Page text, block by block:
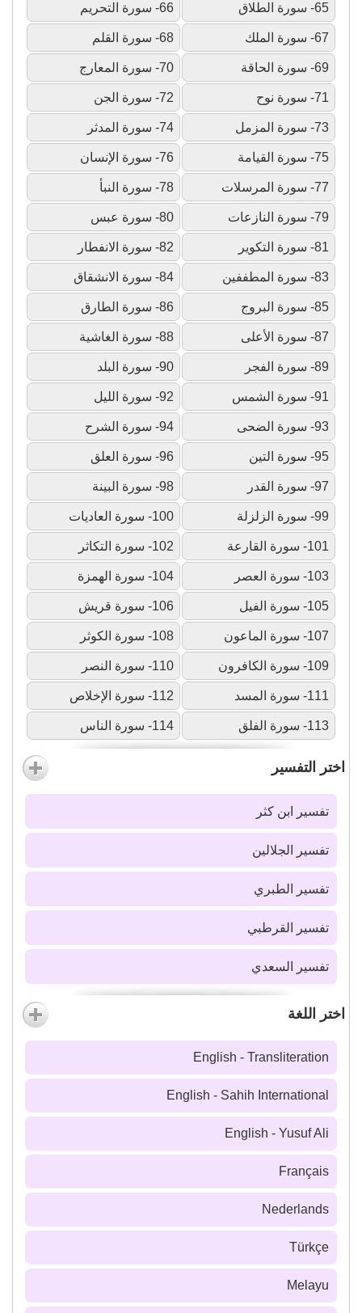
65- سورة الطلاق 66- سورة التحريم
67- سورة الملك 68- سورة القلم
69- سورة الحاقة 70- سورة المعارج
71- سورة نوح 72- سورة الجن
73- سورة المزمل 74- سورة المدثر
75- سورة القيامة 76- سورة الإنسان
77- سورة المرسلات 78- سورة النبأ
79- سورة النازعات 80- سورة عبس
81- سورة التكوير 82- سورة الانفطار
83- سورة المطففين 84- سورة الانشقاق
85- سورة البروج 86- سورة الطارق
87- سورة الأعلى 88- سورة الغاشية
89- سورة الفجر 90- سورة البلد
91- سورة الشمس 92- سورة الليل
93- سورة الضحى 94- سورة الشرح
95- سورة التين 96- سورة العلق
97- سورة القدر 98- سورة البينة
99- سورة الزلزلة 100- سورة العاديات
101- سورة القارعة 102- سورة التكاثر
103- سورة العصر 104- سورة الهمزة
105- سورة الفيل 106- سورة قريش
107- سورة الماعون 108- سورة الكوثر
109- سورة الكافرون 110- سورة النصر
111- سورة المسد 112- سورة الإخلاص
113- سورة الفلق 114- سورة الناس
اختر التفسير
تفسير ابن كثر
تفسير الجلالين
تفسير الطبري
تفسير القرطبي
تفسير السعدي
اختر اللغة
English - Transliteration
English - Sahih International
English - Yusuf Ali
Français
Nederlands
Türkçe
Melayu